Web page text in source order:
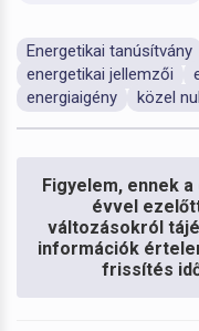
Energetikai tanúsítvány
energetikai jellemzői
energiaigény
közel
Figyelem, ennek
évvel
változásokról
információk
frissítés